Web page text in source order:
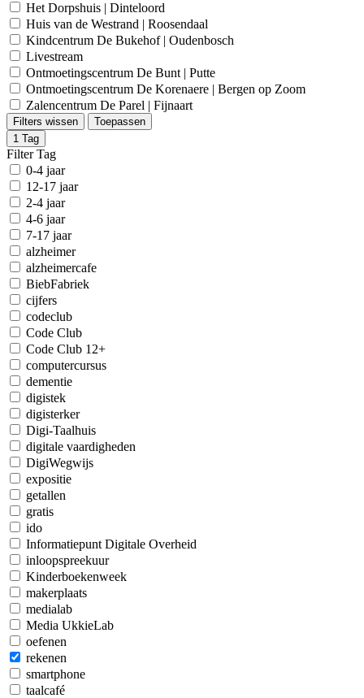
Het Dorpshuis | Dinteloord
Huis van de Westrand | Roosendaal
Kindcentrum De Bukehof | Oudenbosch
Livestream
Ontmoetingscentrum De Bunt | Putte
Ontmoetingscentrum De Korenaere | Bergen op Zoom
Zalencentrum De Parel | Fijnaart
Filters wissen
Toepassen
1 Tag
Filter Tag
0-4 jaar
12-17 jaar
2-4 jaar
4-6 jaar
7-17 jaar
alzheimer
alzheimercafe
BiebFabriek
cijfers
codeclub
Code Club
Code Club 12+
computercursus
dementie
digistek
digisterker
Digi-Taalhuis
digitale vaardigheden
DigiWegwijs
expositie
getallen
gratis
ido
Informatiepunt Digitale Overheid
inloopspreekuur
Kinderboekenweek
makerplaats
medialab
Media UkkieLab
oefenen
rekenen
smartphone
taalcafé